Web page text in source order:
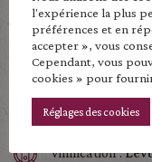
Terroir :
Sol
caillouteux
Type de culture :
Vendange :
Vinification :
l'expérience la plus
préférences et en
accepter », vous
Cependant, vous
cookies » pour
Réglages des cookies